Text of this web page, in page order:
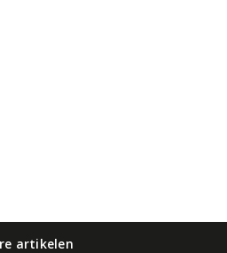
artikelen